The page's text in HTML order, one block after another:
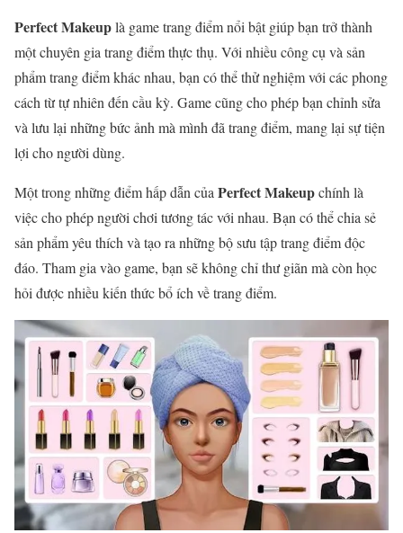
Perfect Makeuplà game trang điểm nổi bật giúp bạn trở thành
một chuyên gia trang điểm thực thụ. Với nhiều công cụ và sản
phẩm trang điểm khác nhau, bạn có thể thử nghiệm với các phong
cách từ tự nhiên đến cầu kỳ. Game cũng cho phép bạn chỉnh sửa
và lưu lại những bức ảnh mà mình đã trang điểm, mang lại sự tiện
lợi cho người dùng.
Một trong những điểm hấp dẫn của Perfect Makeupchính là
việc cho phép người chơi tương tác với nhau. Bạn có thể chia sẻ
sản phẩm yêu thích và tạo ra những bộ sưu tập trang điểm độc
đáo. Tham gia vào game, bạn sẽ không chỉ thư giãn mà còn học
hỏi được nhiều kiến thức bổ ích về trang điểm.